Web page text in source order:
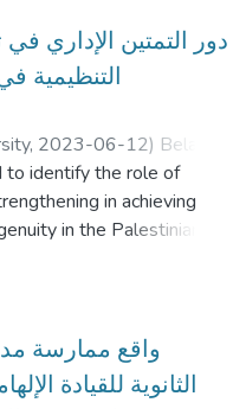
دور التمتين الإداري
التنظيمية
2023-06-12) Belal
;بلال علي أحمد الكومي
to identify the role of
in achieving
in the Palestinian
The study used the
strengthening in
ingenuity in the
of Health in the
governorates. The
واقع ممارسة
الثانوية للقيادة